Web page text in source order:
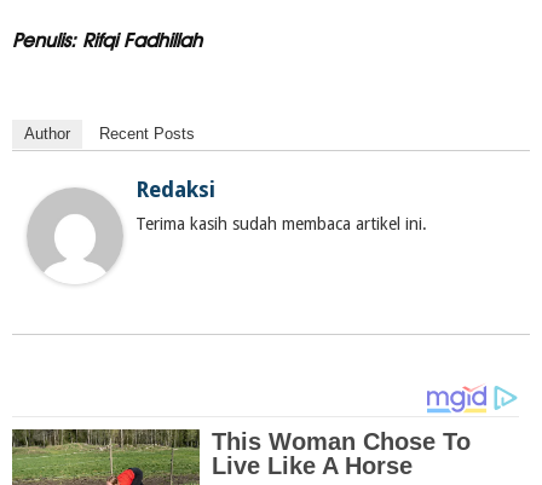
Penulis: Rifqi Fadhillah
Author Recent Posts
Redaksi
Terima kasih sudah membaca artikel ini.